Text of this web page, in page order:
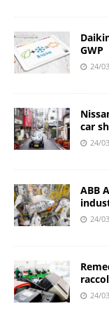
GWP
24/
car
24/
ABB
24/
24/